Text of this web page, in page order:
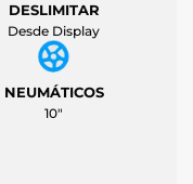
DESLIMITAR
Desde Display
NEUMÁTICOS
10"